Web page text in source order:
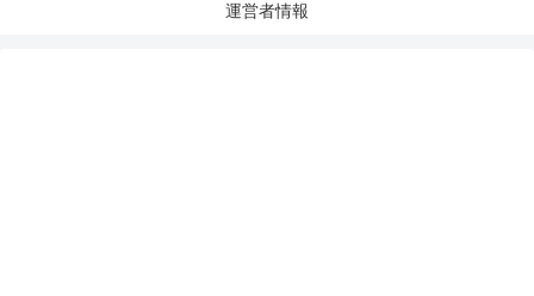
運営者情報